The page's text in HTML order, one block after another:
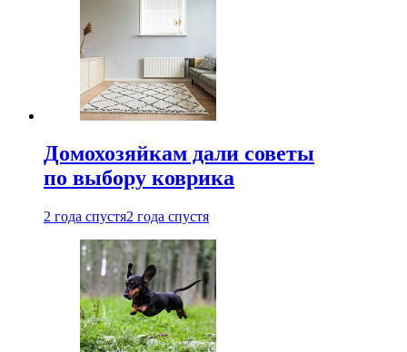
Домохозяйкам дали советы
по выбору коврика
2 года спустя2 года спустя